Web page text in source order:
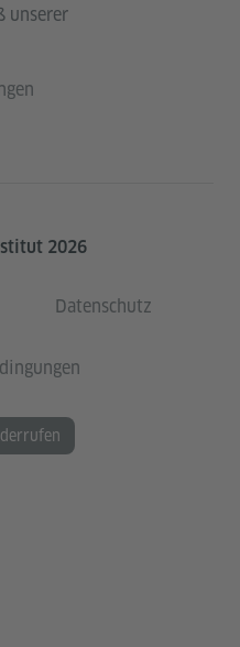
unserer
2026
Datenschutz